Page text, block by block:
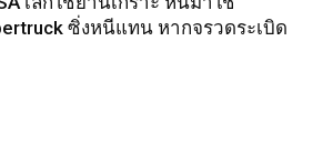
ซิ่งหนีแทน หากจรวดระเบิด